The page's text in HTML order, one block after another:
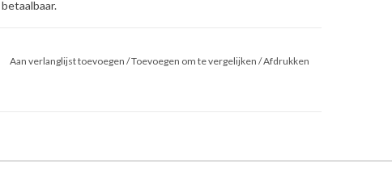
Aan verlanglijst toevoegen /Toevoegen om te vergelijken /Afdrukken